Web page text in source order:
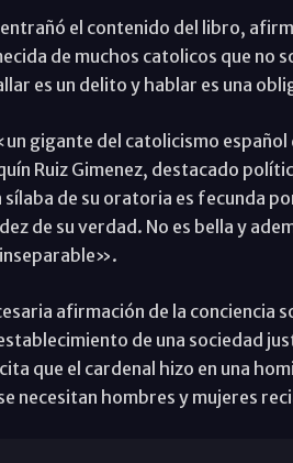
el contenido del libro,
de muchos catolicos que no
es un delito y hablar es una
gigante del catolicismo español
Ruiz Gimenez, destacado
de su oratoria es fecunda
de su verdad. No es bella y
afirmación de la conciencia
de una sociedad
que el cardenal hizo en una
necesitan hombres y mujeres